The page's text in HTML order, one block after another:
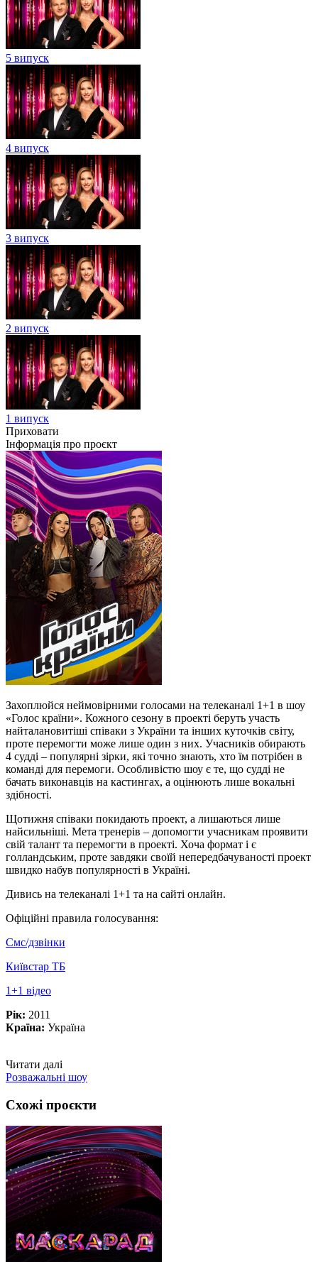
5 випуск
4 випуск
3 випуск
2 випуск
1 випуск
Приховати
Інформація про проєкт
Захоплюйся неймовірними голосами на телеканалі 1+1 в шоу
«Голос країни». Кожного сезону в проекті беруть участь
найталановитіші співаки з України та інших куточків світу,
проте перемогти може лише один з них. Учасників обирають
4 судді – популярні зірки, які точно знають, хто їм потрібен в
команді для перемоги. Особливістю шоу є те, що судді не
бачать виконавців на кастингах, а оцінюють лише вокальні
здібності.
Щотижня співаки покидають проект, а лишаються лише
найсильніші. Мета тренерів – допомогти учасникам проявити
свій талант та перемогти в проекті. Хоча формат і є
голландським, проте завдяки своїй непередбачуваності проект
швидко набув популярності в Україні.
Дивись на телеканалі 1+1 та на сайті онлайн.
Офіційні правила голосування:
Смс/дзвінки
Київстар ТБ
1+1 відео
Рік: 2011
Країна: Україна
Читати далі
Розважальні шоу
Схожі проєкти